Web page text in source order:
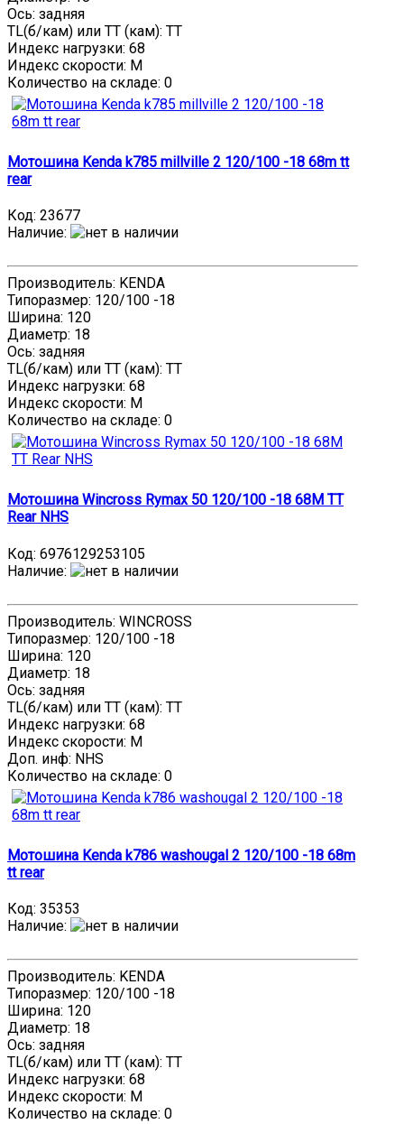
Ось: задняя
TL(б/кам) или TT (кам): TT
Индекс нагрузки: 68
Индекс скорости: M
Количество на складе: 0
Мотошина Kenda k785 millville 2 120/100 -18 68m tt
rear
Код: 23677
Наличие:
Производитель: KENDA
Типоразмер: 120/100 -18
Ширина: 120
Диаметр: 18
Ось: задняя
TL(б/кам) или TT (кам): TT
Индекс нагрузки: 68
Индекс скорости: M
Количество на складе: 0
Мотошина Wincross Rymax 50 120/100 -18 68M TT
Rear NHS
Код: 6976129253105
Наличие:
Производитель: WINCROSS
Типоразмер: 120/100 -18
Ширина: 120
Диаметр: 18
Ось: задняя
TL(б/кам) или TT (кам): TT
Индекс нагрузки: 68
Индекс скорости: M
Доп. инф: NHS
Количество на складе: 0
Мотошина Kenda k786 washougal 2 120/100 -18 68m
tt rear
Код: 35353
Наличие:
Производитель: KENDA
Типоразмер: 120/100 -18
Ширина: 120
Диаметр: 18
Ось: задняя
TL(б/кам) или TT (кам): TT
Индекс нагрузки: 68
Индекс скорости: M
Количество на складе: 0